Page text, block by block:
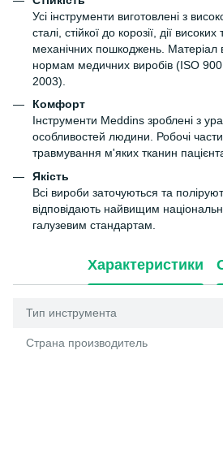
Усі інструменти виготовлені з
сталі, стійкої до корозії, дії
механічних пошкоджень. Матеріал
нормам медичних виробів (ISO
2003).
Комфорт
Інструменти Meddins зроблені з
особливостей людини. Робочі
травмування м'яких тканин
Якість
Всі вироби заточуються та
відповідають найвищим
галузевим стандартам.
Характеристики
Тип инструмента
Страна производитель